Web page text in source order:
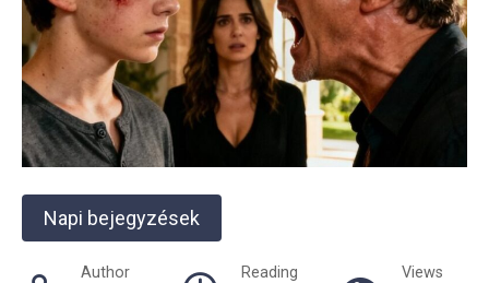
Napi bejegyzések
Author Reading Views